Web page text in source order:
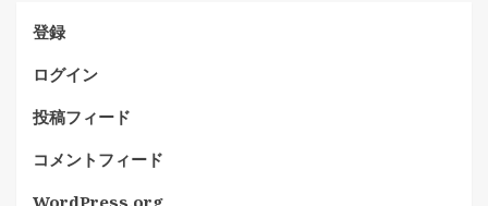
登録
ログイン
投稿フィード
コメントフィード
WordPress.org